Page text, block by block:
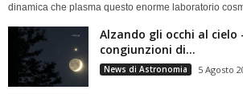
dinamica che plasma questo enorme laboratorio
Alzando gli occhi al cielo
congiunzioni di...
News di Astronomia 5 Agosto